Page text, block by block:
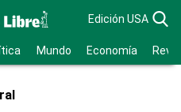
Edición USA
Mundo Economía